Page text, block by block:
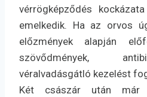
vérrögképződés
emelkedik. Ha az orvos
előzmények alapján
szövődmények,
véralvadásgátló kezelést
Két császár után már